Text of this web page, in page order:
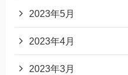
2023年5月
2023年4月
2023年3月